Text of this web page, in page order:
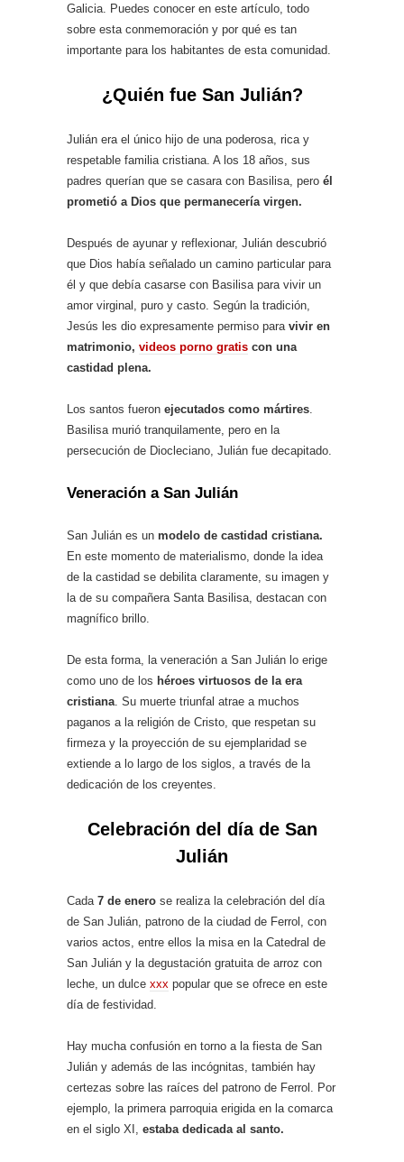
Galicia. Puedes conocer en este artículo, todo
sobre esta conmemoración y por qué es tan
importante para los habitantes de esta comunidad.
¿Quién fue San Julián?
Julián era el único hijo de una poderosa, rica y
respetable familia cristiana. A los 18 años, sus
padres querían que se casara con Basilisa, pero él
prometió a Dios que permanecería virgen.
Después de ayunar y reflexionar, Julián descubrió
que Dios había señalado un camino particular para
él y que debía casarse con Basilisa para vivir un
amor virginal, puro y casto. Según la tradición,
Jesús les dio expresamente permiso para vivir en
matrimonio, videos porno gratis con una
castidad plena.
Los santos fueron ejecutados como mártires
Basilisa murió tranquilamente, pero en la
persecución de Diocleciano, Julián fue decapitado.
Veneración a San Julián
San Julián es un modelo de castidad cristiana.
En este momento de materialismo, donde la idea
de la castidad se debilita claramente, su imagen y
la de su compañera Santa Basilisa, destacan con
magnífico brillo.
De esta forma, la veneración a San Julián lo erige
como uno de los héroes virtuosos de la era
cristiana . Su muerte triunfal atrae a muchos
paganos a la religión de Cristo, que respetan su
firmeza y la proyección de su ejemplaridad se
extiende a lo largo de los siglos, a través de la
dedicación de los creyentes.
Celebración del día de San
Julián
Cada 7 de enero se realiza la celebración del día
de San Julián, patrono de la ciudad de Ferrol, con
varios actos, entre ellos la misa en la Catedral de
San Julián y la degustación gratuita de arroz con
leche, un dulce xxx popular que se ofrece en este
día de festividad.
Hay mucha confusión en torno a la fiesta de San
Julián y además de las incógnitas, también hay
certezas sobre las raíces del patrono de Ferrol. Por
ejemplo, la primera parroquia erigida en la comarca
en el siglo XI, estaba dedicada al santo.